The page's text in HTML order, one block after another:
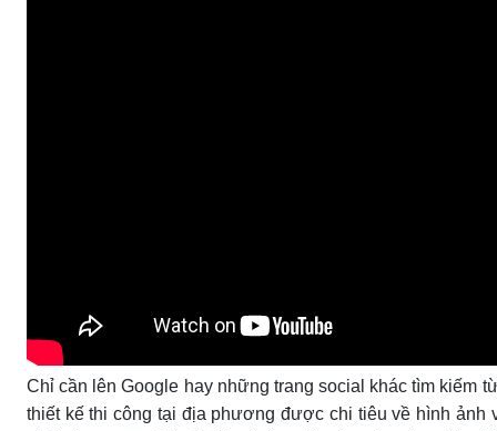
Chỉ cần lên Google hay những trang social khác tìm kiếm
thiết kế thi công tại địa phương được chi tiêu về hình ảnh